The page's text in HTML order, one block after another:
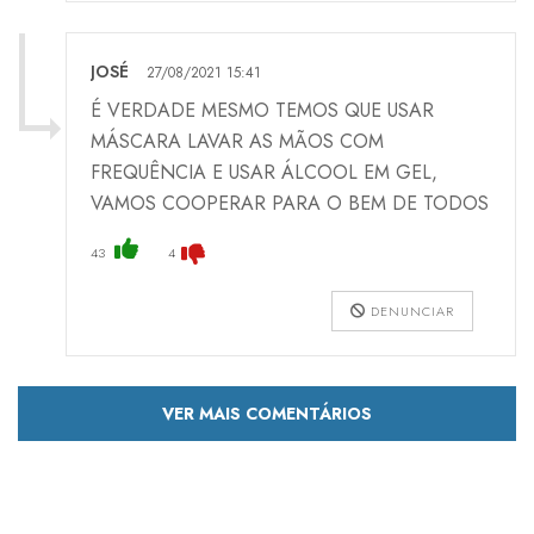
JOSÉ 27/08/2021 15:41
É VERDADE MESMO TEMOS QUE USAR
MÁSCARA LAVAR AS MÃOS COM
FREQUÊNCIA E USAR ÁLCOOL EM GEL,
VAMOS COOPERAR PARA O BEM DE TODOS
43 4
DENUNCIAR
VER MAIS COMENTÁRIOS